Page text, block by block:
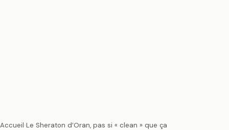
Accueil›Le Sheraton d’Oran, pas si « clean » que ça